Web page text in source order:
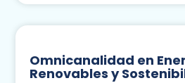
Omnicanalidad en
Renovables y